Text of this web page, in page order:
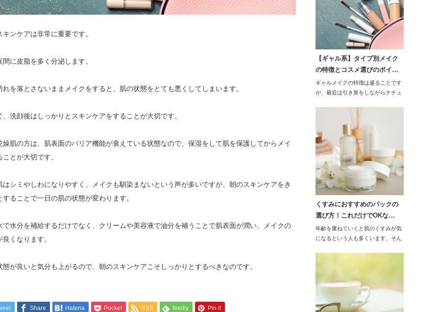
キンケアは非常に重要です。
間に皮脂を多く分泌します。
れを落とさないままメイクをすると、肌の状態をとても悪くしてしまいます。
、洗顔後はしっかりとスキンケアをすることが大切です。
燥肌の方は、肌表面のバリア機能が衰えている状態なので、保湿をして肌を保護してからメイ
ことが大切です。
はシミやしわになりやすく、メイクも馴染まないという声が多いですが、朝のスキンケアをき
することで一日の肌の状態が変わります。
で水分を補給するだけでなく、クリームや美容液で油分を補うことで肌表面が潤い、メイクの
良くなります。
態が良いと気分も上がるので、朝のスキンケアこそしっかりとするべきなのです。
Share Hatena Pocket RSS feedly Pin it
【ギャル系】タイプ別メイク
の特徴とコスメ選びのポイ…
ギャルメイクの特徴は盛ることです
が、最近は引き算をしながらナチュ
くすみにおすすめのパックの
選び方！これだけでOKな…
年齢を重ねていくと肌のくすみが気
になるという人も多くいます。そん